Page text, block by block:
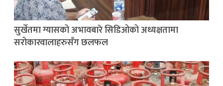
सुर्खेतमा ग्यासको अभावबारे सिडिओको अध्यक्षतामा
सरोकारवालाहरुसँग छलफल